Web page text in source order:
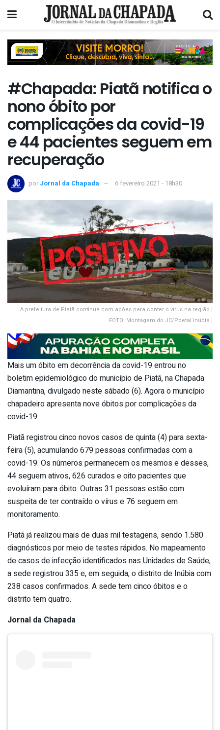
#Chapada: Piatã notifica o
nono óbito por
complicações da covid-19
e 44 pacientes seguem em
recuperação
por Jornal da Chapada 6 fevereiro 2021 - 18h30
A prefeitura de Piatã continua com ações para conter o vírus na região |
FOTO: Montagem do JC/Poetal Inúbia |
Mais um óbito em decorrência da covid-19 entrou no
boletim epidemiológico do município de Piatã, na Chapada
Diamantina, divulgado neste sábado (6). Agora o município
chapadeiro apresenta nove óbitos por complicações da
covid-19.
Piatã registrou cinco novos casos de quinta (4) para sexta-
feira (5), acumulando 679 pessoas confirmadas com a
covid-19. Os números permanecem os mesmos e desses,
44 seguem ativos, 626 curados e oito pacientes que
evoluíram para óbito. Outras 31 pessoas estão com
suspeita de ter contraído o vírus e 76 seguem em
monitoramento.
Piatã já realizou mais de duas mil testagens, sendo 1.580
diagnósticos por meio de testes rápidos. No mapeamento
de casos de infecção identificados nas Unidades de Saúde,
a sede registrou 335 e, em seguida, o distrito de Inúbia com
238 casos confirmados. A sede tem cinco óbitos e o
distrito tem quatro.
Jornal da Chapada